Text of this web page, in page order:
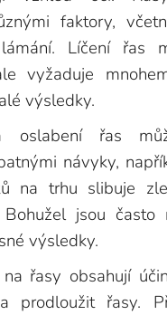
faktory,
Líčení řas
vyžaduje
výsledky.
oslabení řas
návyky,
na trhu slibuje
jsou často
výsledky.
na řasy obsahují
prodloužit řasy.